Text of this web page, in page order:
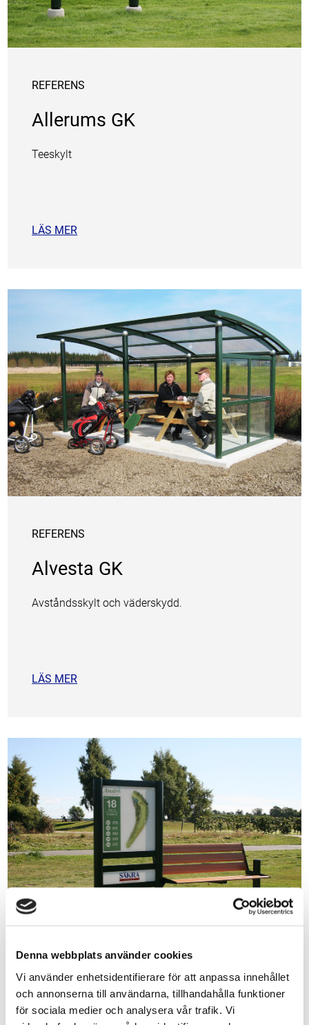
Denna webbplats använder cookies
Vi använder enhetsidentifierare för att anpassa innehållet
och annonserna till användarna, tillhandahålla funktioner
för sociala medier och analysera vår trafik. Vi
REFERENS
Allerums GK
Teeskylt
LÄS MER
REFERENS
Alvesta GK
Avståndsskylt och väderskydd.
LÄS MER
REFERENS
Araslövs GK